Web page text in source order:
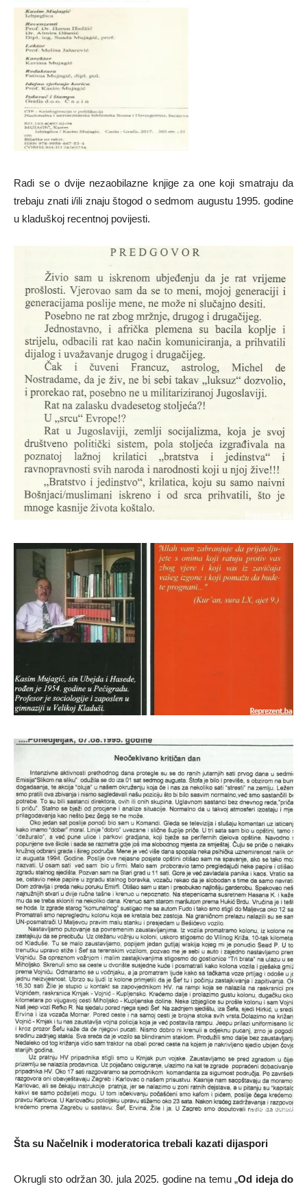
Radi se o dvije nezaobilazne knjige za one koji smatraju da
trebaju znati i/ili znaju štogod o sedmom augustu 1995. godine
u kladuškoj recentnoj povijesti.
Šta su Načelnik i moderatorica trebali kazati dijaspori
Okrugli sto održan 30. jula 2025. godine na temu „Od ideja do